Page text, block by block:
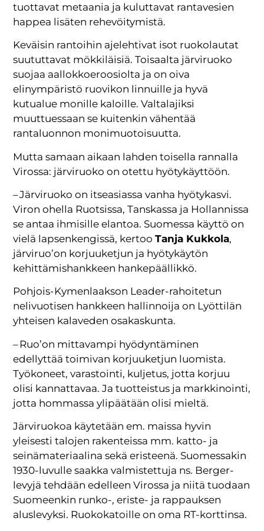
tuottavat metaania ja kuluttavat rantavesien
happea lisäten rehevöitymistä.
Keväisin rantoihin ajelehtivat isot ruokolautat
suututtavat mökkiläisiä. Toisaalta järviruoko
suojaa aallokkoeroosiolta ja on oiva
elinympäristö ruovikon linnuille ja hyvä
kutualue monille kaloille. Valtalajiksi
muuttuessaan se kuitenkin vähentää
rantaluonnon monimuotoisuutta.
Mutta samaan aikaan lahden toisella rannalla
Virossa: järviruoko on otettu hyötykäyttöön.
– Järviruoko on itseasiassa vanha hyötykasvi.
Viron ohella Ruotsissa, Tanskassa ja Hollannissa
se antaa ihmisille elantoa. Suomessa käyttö on
vielä lapsenkengissä, kertooTanja Kukkola,
järviruo’on korjuuketjun ja hyötykäytön
kehittämishankkeen hankepäällikkö.
Pohjois-Kymenlaakson Leader-rahoitetun
nelivuotisen hankkeen hallinnoija on Lyöttilän
yhteisen kalaveden osakaskunta.
– Ruo’on mittavampi hyödyntäminen
edellyttää toimivan korjuuketjun luomista.
Työkoneet, varastointi, kuljetus, jotta korjuu
olisi kannattavaa. Ja tuotteistus ja markkinointi,
jotta hommassa ylipäätään olisi mieltä.
Järviruokoa käytetään em. maissa hyvin
yleisesti talojen rakenteissa mm. katto- ja
seinämateriaalina sekä eristeenä. Suomessakin
1930-luvulle saakka valmistettuja ns. Berger-
levyjä tehdään edelleen Virossa ja niitä tuodaan
Suomeenkin runko-, eriste- ja rappauksen
aluslevyksi. Ruokokatoille on oma RT-korttinsa.